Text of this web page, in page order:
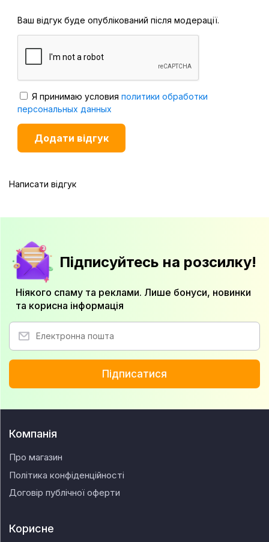
Ваш відгук буде опублікований після модерації.
Я принимаю условия политики обработки
персональных данных
Написати відгук
Підписуйтесь на розсилку!
Ніякого спаму та реклами. Лише бонуси, новинки
та корисна інформація
Підписатися
Компанія
Про магазин
Політика конфіденційності
Договір публічної оферти
Корисне